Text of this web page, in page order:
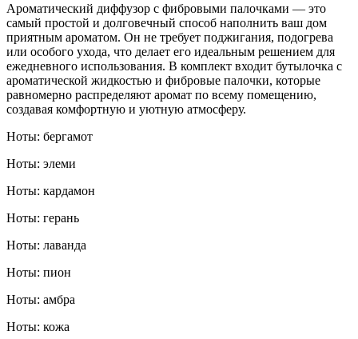
Ароматический диффузор с фибровыми палочками — это
самый простой и долговечный способ наполнить ваш дом
приятным ароматом. Он не требует поджигания, подогрева
или особого ухода, что делает его идеальным решением для
ежедневного использования. В комплект входит бутылочка с
ароматической жидкостью и фибровые палочки, которые
равномерно распределяют аромат по всему помещению,
создавая комфортную и уютную атмосферу.
Ноты: бергамот
Ноты: элеми
Ноты: кардамон
Ноты: герань
Ноты: лаванда
Ноты: пион
Ноты: амбра
Ноты: кожа